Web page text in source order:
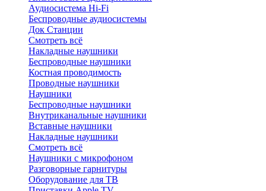
Аудиосистема Hi-Fi
Беспроводные аудиосистемы
Док Станции
Смотреть всё
Накладные наушники
Беспроводные наушники
Костная проводимость
Проводные наушники
Наушники
Беспроводные наушники
Внутриканальные наушники
Вставные наушники
Накладные наушники
Смотреть всё
Наушники с микрофоном
Разговорные гарнитуры
Оборудование для ТВ